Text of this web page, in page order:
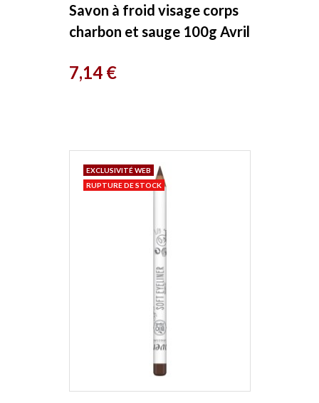
Savon à froid visage corps
charbon et sauge 100g Avril
Prix
7,14 €
EXCLUSIVITÉ WEB
RUPTURE DE STOCK